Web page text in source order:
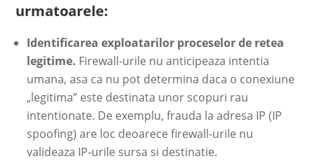
urmatoarele:
Identificarea exploatarilor proceselor de retea
legitime. Firewall-urile nu anticipeaza intentia
umana, asa ca nu pot determina daca o conexiune
„legitima” este destinata unor scopuri rau
intentionate. De exemplu, frauda la adresa IP (IP
spoofing) are loc deoarece firewall-urile nu
valideaza IP-urile sursa si destinatie.